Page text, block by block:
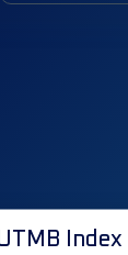
Index